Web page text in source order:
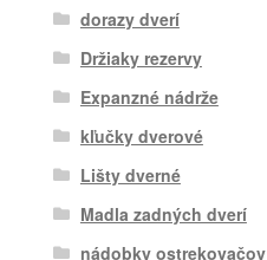
dorazy dverí
Držiaky rezervy
Expanzné nádrže
kľučky dverové
Lišty dverné
Madla zadných dverí
nádobky ostrekovačov